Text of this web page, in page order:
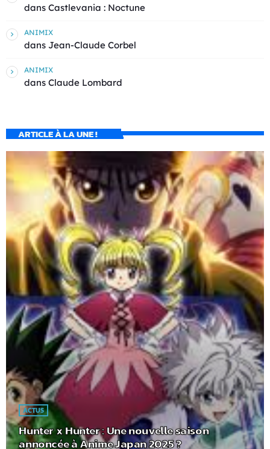
dans Castlevania : Noctune
ANIMIX
dans Jean-Claude Corbel
ANIMIX
dans Claude Lombard
ARTICLE À LA UNE !
ACTUS
Hunter x Hunter : Une nouvelle saison
annoncée à Anime Japan 2025 ?